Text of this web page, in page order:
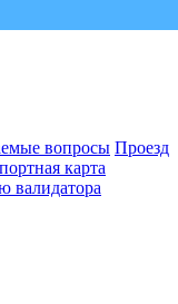
вопросы Проезд
карта
валидатора